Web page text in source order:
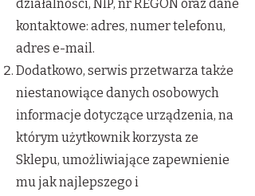
działalności, NIP, nr REGON oraz dane
kontaktowe: adres, numer telefonu,
adres e-mail.
Dodatkowo, serwis przetwarza także
niestanowiące danych osobowych
informacje dotyczące urządzenia, na
którym użytkownik korzysta ze
Sklepu, umożliwiające zapewnienie
mu jak najlepszego i